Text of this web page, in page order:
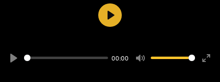
00:00
Play